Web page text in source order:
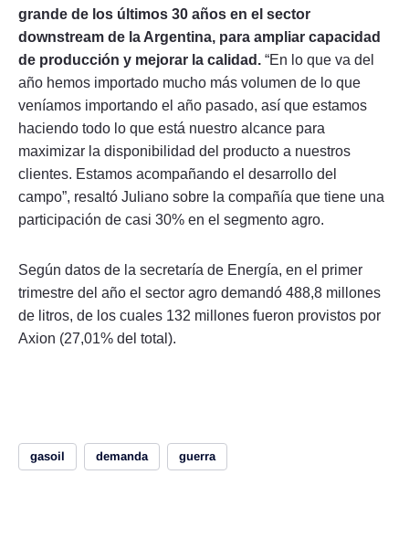
grande de los últimos 30 años en el sector
downstream de la Argentina, para ampliar capacidad
de producción y mejorar la calidad. “En lo que va del
año hemos importado mucho más volumen de lo que
veníamos importando el año pasado, así que estamos
haciendo todo lo que está nuestro alcance para
maximizar la disponibilidad del producto a nuestros
clientes. Estamos acompañando el desarrollo del
campo”, resaltó Juliano sobre la compañía que tiene una
participación de casi 30% en el segmento agro.
Según datos de la secretaría de Energía, en el primer
trimestre del año el sector agro demandó 488,8 millones
de litros, de los cuales 132 millones fueron provistos por
Axion (27,01% del total).
gasoil demanda guerra